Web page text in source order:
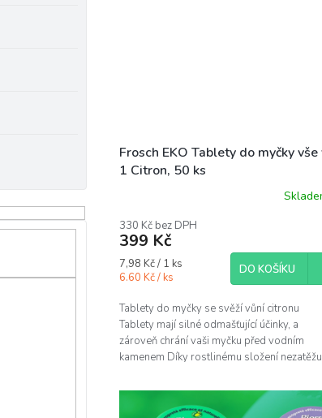
Frosch EKO Tablety do myčky vše
1 Citron, 50 ks
330 Kč bez DPH
399 Kč
Měrná
cena:
7,98 Kč / 1 ks
6.60 Kč / ks
DO KOŠÍKU
Tablety do myčky se svěží vůní citronu
Tablety mají silné odmašťující účinky, a
zároveň chrání vaši myčku před vodním
kamenem Díky rostlinému složení